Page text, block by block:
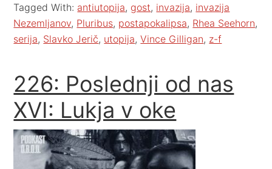
Tagged With: antiutopija, gost, invazija, invazija
Nezemljanov, Pluribus, postapokalipsa, Rhea Seehorn,
serija, Slavko Jerič, utopija,Vince Gilligan, z-f
226: Poslednji od nas
XVI: Lukja v oke